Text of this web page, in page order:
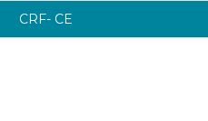
CRF- CE